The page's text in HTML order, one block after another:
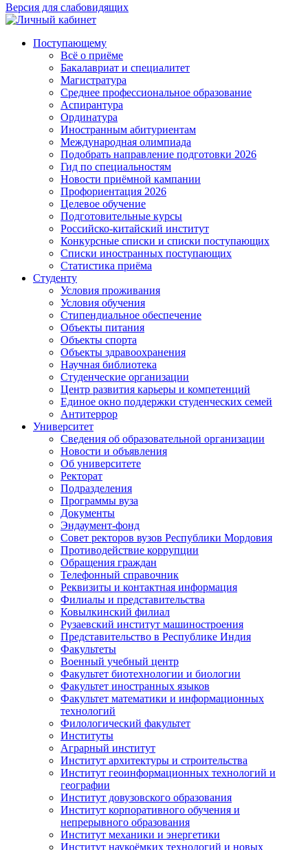
Версия для слабовидящих
Поступающему
Всё о приёме
Бакалавриат и специалитет
Магистратура
Среднее профессиональное образование
Аспирантура
Ординатура
Иностранным абитуриентам
Международная олимпиада
Подобрать направление подготовки 2026
Гид по специальностям
Новости приёмной кампании
Профориентация 2026
Целевое обучение
Подготовительные курсы
Российско-китайский институт
Конкурсные списки и списки поступающих
Списки иностранных поступающих
Статистика приёма
Студенту
Условия проживания
Условия обучения
Стипендиальное обеспечение
Объекты питания
Объекты спорта
Объекты здравоохранения
Научная библиотека
Студенческие организации
Центр развития карьеры и компетенций
Единое окно поддержки студенческих семей
Антитеррор
Университет
Сведения об образовательной организации
Новости и объявления
Об университете
Ректорат
Подразделения
Программы вуза
Документы
Эндаумент-фонд
Совет ректоров вузов Республики Мордовия
Противодействие коррупции
Обращения граждан
Телефонный справочник
Реквизиты и контактная информация
Филиалы и представительства
Ковылкинский филиал
Рузаевский институт машиностроения
Представительство в Республике Индия
Факультеты
Военный учебный центр
Факультет биотехнологии и биологии
Факультет иностранных языков
Факультет математики и информационных
технологий
Филологический факультет
Институты
Аграрный институт
Институт архитектуры и строительства
Институт геоинформационных технологий и
географии
Институт довузовского образования
Институт корпоративного обучения и
непрерывного образования
Институт механики и энергетики
Институт наукоёмких технологий и новых